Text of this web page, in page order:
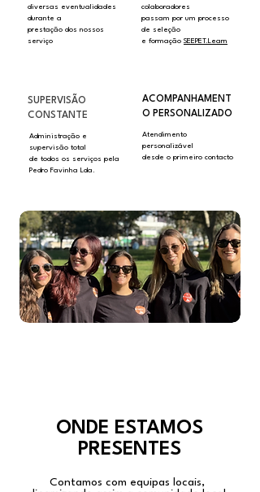
diversas eventualidades
durante a
prestação dos nossos
serviço
colaboradores
passam por um processo
de seleção
e formação SEEPET.Learn
SUPERVISÃO
CONSTANTE
Administração e
supervisão total
de todos os serviços pela
Pedro Favinha Lda.
ACOMPANHAMENT
O PERSONALIZADO
Atendimento
personalizável
desde o primeiro contacto
ONDE ESTAMOS
PRESENTES
Contamos com equipas locais,